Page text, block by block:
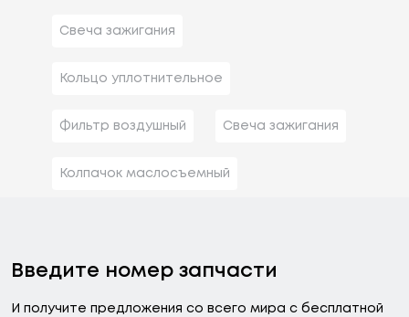
Свеча зажигания
Кольцо уплотнительное
Фильтр воздушный Свеча зажигания
Колпачок маслосъемный
Введите номер запчасти
И получите предложения со всего мира с бесплатной